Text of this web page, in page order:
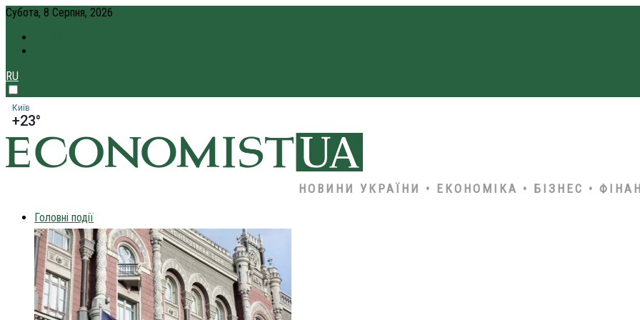
Субота, 8 Серпня, 2026
RU
Київ
+23°
НОВИНИ УКРАЇНИ • ЕКОНОМІКА • БІЗНЕС •
Головні події